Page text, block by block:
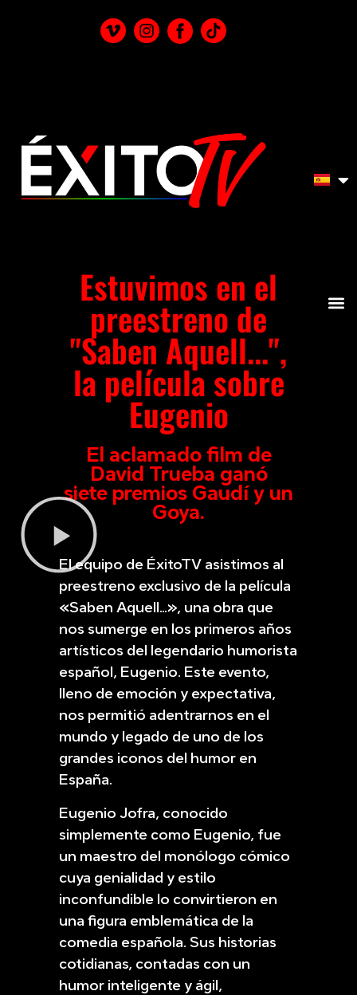
Estuvimos en el
preestreno de
"Saben Aquell...",
la película sobre
Eugenio
El aclamado film de
David Trueba ganó
siete premios Gaudí y un
Goya.
El equipo de ÉxitoTV asistimos al
preestreno exclusivo de la película
«Saben Aquell…», una obra que
nos sumerge en los primeros años
artísticos del legendario humorista
español, Eugenio. Este evento,
lleno de emoción y expectativa,
nos permitió adentrarnos en el
mundo y legado de uno de los
grandes iconos del humor en
España.
Eugenio Jofra, conocido
simplemente como Eugenio, fue
un maestro del monólogo cómico
cuya genialidad y estilo
inconfundible lo convirtieron en
una figura emblemática de la
comedia española. Sus historias
cotidianas, contadas con un
humor inteligente y ágil,